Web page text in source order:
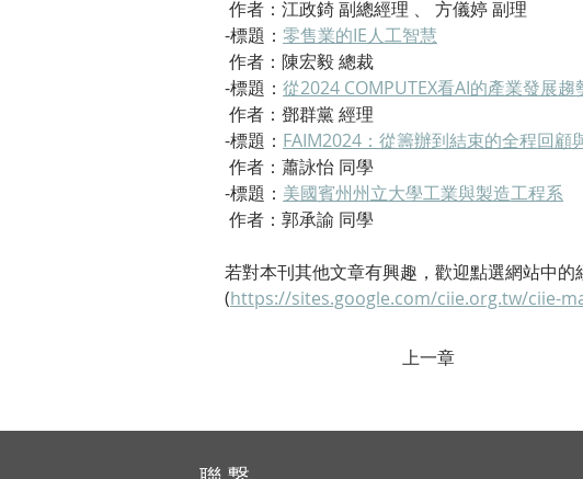
作者：江政錡 副總經理 、 方儀婷 副理
-標題： 零售業的IE人工智慧
作者：陳宏毅 總裁
-標題： 從2024 COMPUTEX看AI的產業發展趨
作者：鄧群黨 經理
-標題： FAIM2024：從籌辦到結束的全程回顧
作者：蕭詠怡 同學
-標題： 美國賓州州立大學工業與製造工程系
作者：郭承諭 同學
若對本刊其他文章有興趣，歡迎點選網站中的
(https://sites.google.com/ciie.org.tw/ciie-
上一章